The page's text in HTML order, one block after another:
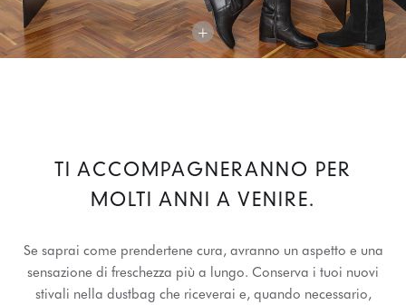
+
TI ACCOMPAGNERANNO PER
MOLTI ANNI A VENIRE.
Se saprai come prendertene cura, avranno un aspetto e una
sensazione di freschezza più a lungo. Conserva i tuoi nuovi
stivali nella dustbag che riceverai e, quando necessario,